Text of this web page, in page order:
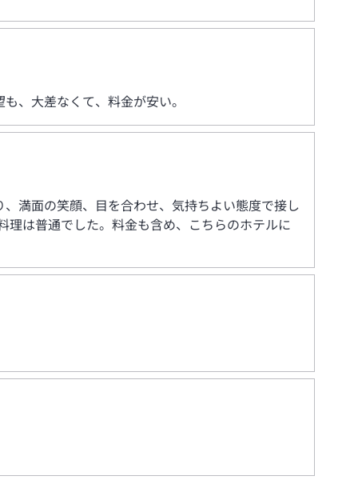
、大差なくて、料金が安い。
満面の笑顔、目を合わせ、気持ちよい態度で接し
は普通でした。料金も含め、こちらのホテルに